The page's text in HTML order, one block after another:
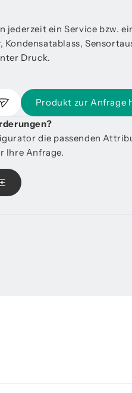
jederzeit ein Service bzw.
Druck.
Produkt zur Anfrage
die passenden
Ihre Anfrage.